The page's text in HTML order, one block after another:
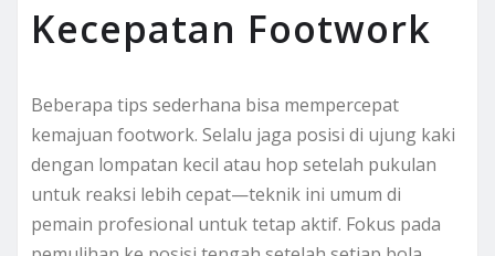
Kecepatan Footwork
Beberapa tips sederhana bisa mempercepat
kemajuan footwork. Selalu jaga posisi di ujung kaki
dengan lompatan kecil atau hop setelah pukulan
untuk reaksi lebih cepat—teknik ini umum di
pemain profesional untuk tetap aktif. Fokus pada